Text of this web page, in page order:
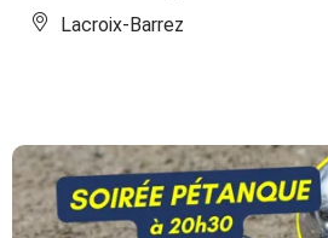
Lacroix-Barrez